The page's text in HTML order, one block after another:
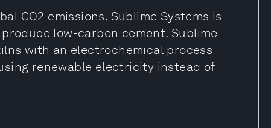
CO2 emissions. Sublime Systems is
low-carbon cement. Sublime
with an electrochemical process
renewable electricity instead of